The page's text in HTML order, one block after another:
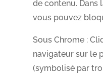
de contenu. Dans
vous pouvez
Sous Chrome :
navigateur sur le
(symbolisé par